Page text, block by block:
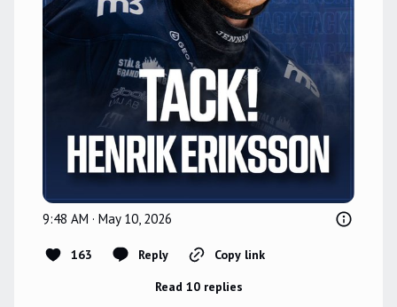
9:48 AM · May 10, 2026
163 Reply
Copy link
Read 10 replies